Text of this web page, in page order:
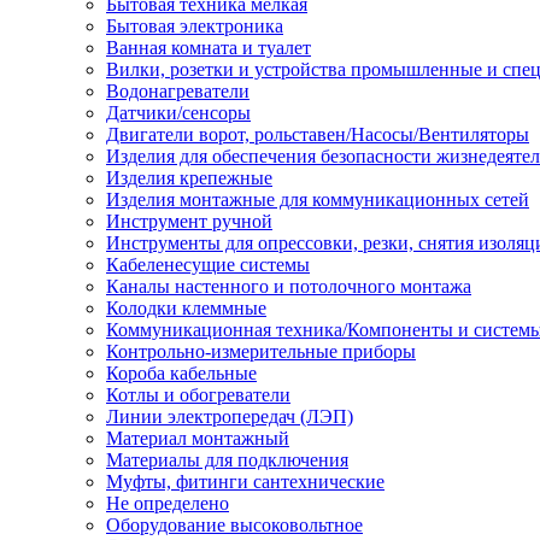
Бытовая техника мелкая
Бытовая электроника
Ванная комната и туалет
Вилки, розетки и устройства промышленные и
Водонагреватели
Датчики/сенсоры
Двигатели ворот, рольставен/Насосы/Вентиляторы
Изделия для обеспечения безопасности
Изделия крепежные
Изделия монтажные для коммуникационных сетей
Инструмент ручной
Инструменты для опрессовки, резки, снятия
Кабеленесущие системы
Каналы настенного и потолочного монтажа
Колодки клеммные
Коммуникационная техника/Компоненты и
Контрольно-измерительные приборы
Короба кабельные
Котлы и обогреватели
Линии электропередач (ЛЭП)
Материал монтажный
Материалы для подключения
Муфты, фитинги сантехнические
Не определено
Оборудование высоковольтное